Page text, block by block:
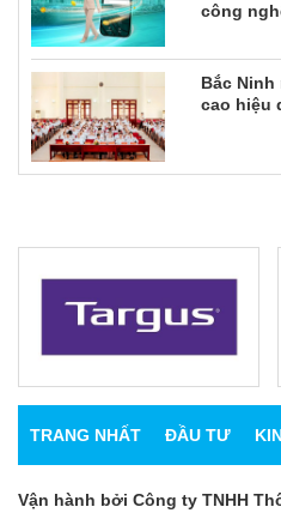
công
Bắc
cao hiệu
TRANG NHẤT ĐẦU TƯ
Vận hành bởi Công ty TNHH